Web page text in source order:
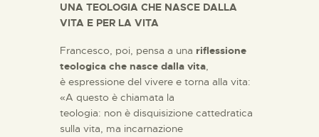
UNA TEOLOGIA CHE NASCE DALLA
VITA E PER LA VITA
Francesco, poi, pensa a una riflessione
teologica che nasce dalla vita,
è espressione del vivere e torna alla vita:
«A questo è chiamata la
teologia: non è disquisizione cattedratica
sulla vita, ma incarnazione